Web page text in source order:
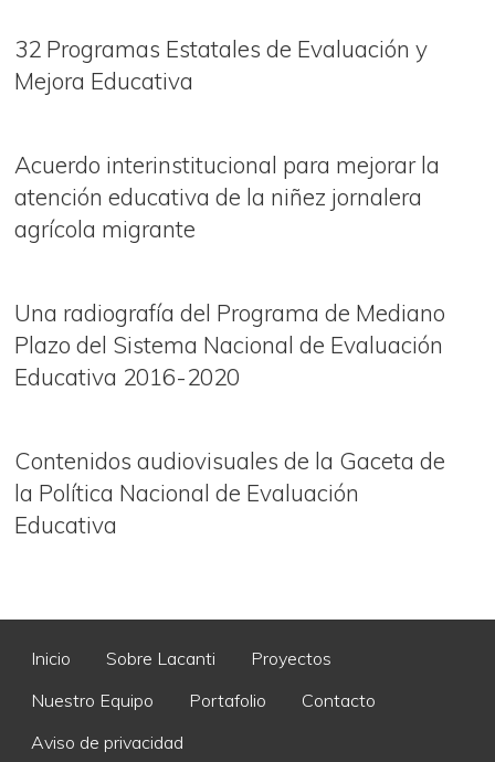
32 Programas Estatales de Evaluación y
Mejora Educativa
Acuerdo interinstitucional para mejorar la
atención educativa de la niñez jornalera
agrícola migrante
Una radiografía del Programa de Mediano
Plazo del Sistema Nacional de Evaluación
Educativa 2016-2020
Contenidos audiovisuales de la Gaceta de
la Política Nacional de Evaluación
Educativa
Menú del pie
Inicio Sobre Lacanti
Proyectos
Nuestro Equipo
Portafolio
Contacto
Aviso de privacidad